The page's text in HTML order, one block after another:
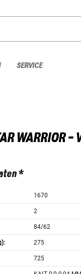
SERVICE
WARRIOR -
*
1670
2
84/62
275
725